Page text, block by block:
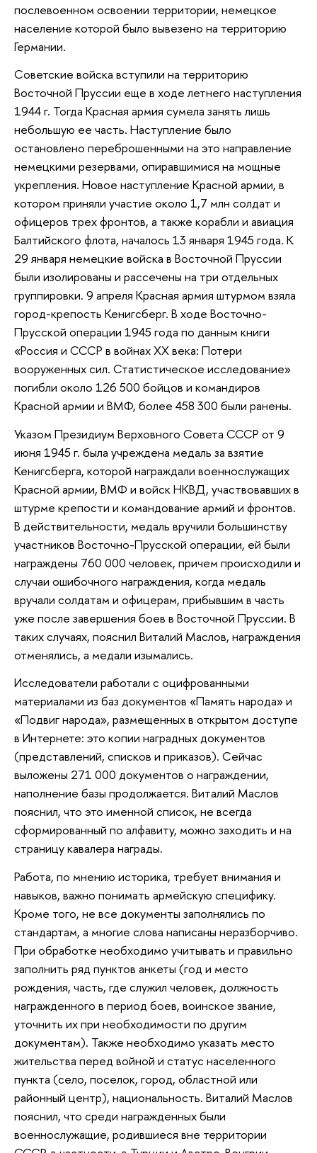
послевоенном освоении территории, немецкое
население которой было вывезено на территорию
Германии.
Советские войска вступили на территорию
Восточной Пруссии еще в ходе летнего наступления
1944 г. Тогда Красная армия сумела занять лишь
небольшую ее часть. Наступление было
остановлено переброшенными на это направление
немецкими резервами, опиравшимися на мощные
укрепления. Новое наступление Красной армии, в
котором приняли участие около 1,7 млн солдат и
офицеров трех фронтов, а также корабли и авиация
Балтийского флота, началось 13 января 1945 года. К
29 января немецкие войска в Восточной Пруссии
были изолированы и рассечены на три отдельных
группировки. 9 апреля Красная армия штурмом взяла
город-крепость Кенигсберг. В ходе Восточно-
Прусской операции 1945 года по данным книги
«Россия и СССР в войнах XX века: Потери
вооруженных сил. Статистическое исследование»
погибли около 126 500 бойцов и командиров
Красной армии и ВМФ, более 458 300 были ранены.
Указом Президиум Верховного Совета СССР от 9
июня 1945 г. была учреждена медаль за взятие
Кенигсберга, которой награждали военнослужащих
Красной армии, ВМФ и войск НКВД, участвовавших в
штурме крепости и командование армий и фронтов.
В действительности, медаль вручили большинству
участников Восточно-Прусской операции, ей были
награждены 760 000 человек, причем происходили и
случаи ошибочного награждения, когда медаль
вручали солдатам и офицерам, прибывшим в часть
уже после завершения боев в Восточной Пруссии. В
таких случаях, пояснил Виталий Маслов, награждения
отменялись, а медали изымались.
Исследователи работали с оцифрованными
материалами из баз документов «Память народа» и
«Подвиг народа», размещенных в открытом доступе
в Интернете: это копии наградных документов
(представлений, списков и приказов). Сейчас
выложены 271 000 документов о награждении,
наполнение базы продолжается. Виталий Маслов
пояснил, что это именной список, не всегда
сформированный по алфавиту, можно заходить и на
страницу кавалера награды.
Работа, по мнению историка, требует внимания и
навыков, важно понимать армейскую специфику.
Кроме того, не все документы заполнялись по
стандартам, а многие слова написаны неразборчиво.
При обработке необходимо учитывать и правильно
заполнить ряд пунктов анкеты (год и место
рождения, часть, где служил человек, должность
награжденного в период боев, воинское звание,
уточнить их при необходимости по другим
документам). Также необходимо указать место
жительства перед войной и статус населенного
пункта (село, поселок, город, областной или
районный центр), национальность. Виталий Маслов
пояснил, что среди награжденных были
военнослужащие, родившиеся вне территории